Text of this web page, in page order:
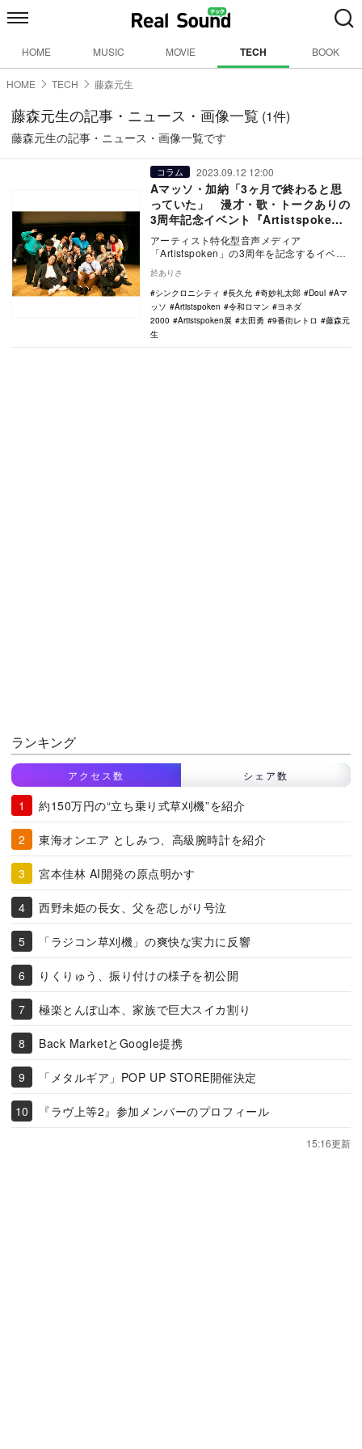
HOME MUSIC MOVIE TECH BOOK
HOME TECH 藤森元生
藤森元生の記事・ニュース・画像一覧 (1件)
藤森元生の記事・ニュース・画像一覧です
コラム 2023.09.12 12:00
Aマッソ・加納「3ヶ月で終わると思
っていた」 漫才・歌・トークありの
3周年記念イベント『Artistspoken
展』レポート
アーティスト特化型音声メディア
「Artistspoken」の3周年を記念するイベン
於ありさ
シンクロニシティ
長久允 奇妙礼太郎 Doul
Aマ
ッソ
Artistspoken 令和ロマン
ヨネダ
2000
Artistspoken展 太田勇 9番街レトロ
藤森元
生
ランキング
アクセス数 シェア数
約150万円の“立ち乗り式草刈機”を紹介
東海オンエア としみつ、高級腕時計を紹介
宮本佳林 AI開発の原点明かす
西野未姫の長女、父を恋しがり号泣
「ラジコン草刈機」の爽快な実力に反響
りくりゅう、振り付けの様子を初公開
極楽とんぼ山本、家族で巨大スイカ割り
Back MarketとGoogle提携
「メタルギア」POP UP STORE開催決定
『ラヴ上等2』参加メンバーのプロフィール
15:16更新